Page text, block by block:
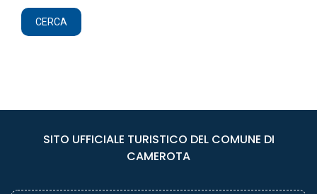
SITO UFFICIALE TURISTICO DEL COMUNE DI
CAMEROTA